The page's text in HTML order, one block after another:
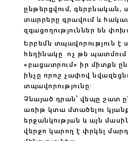
ընթերցվում, գերբնական,
տարրերը գրավում և
զգացողություններ են
Երբեմն տպավորություն է
հեղինակը ոչ թե պատմում
«բացատրում» իր միտքն
ինչը որոշ չափով
տպավորությունը:
Չնայած դրան՝ վեպը շատ
առիթ կտա մտածելու
երջանկության և այն
վերջո կարող է փրկել